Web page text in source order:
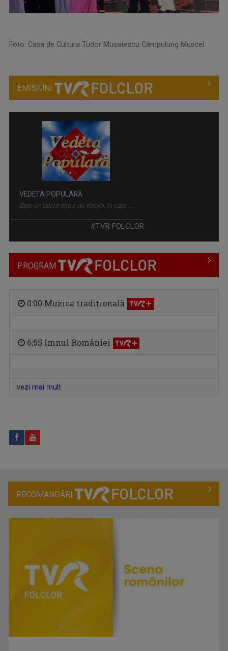
Foto: Casa de Cultura Tudor Mușatescu Câmpulung Muscel
EMISIUNI
VEDETA POPULARĂ
Este un talent show de folclor, în care ...
#TVR FOLCLOR
PROGRAM
0:00 Muzica tradiţională
6:55 Imnul României
vezi mai mult
RECOMANDĂRI